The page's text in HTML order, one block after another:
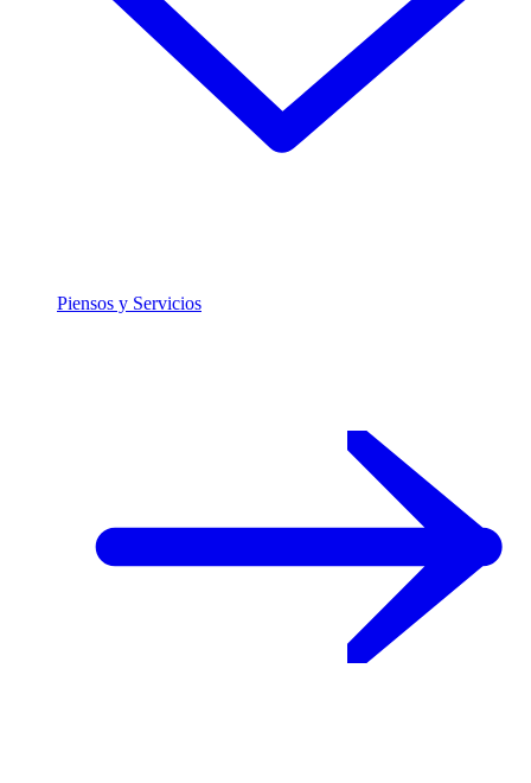
Piensos y Servicios